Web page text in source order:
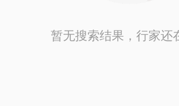
暂无搜索结果，行家还